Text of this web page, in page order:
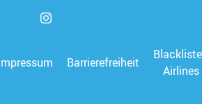
Barrierefreiheit
Airlines